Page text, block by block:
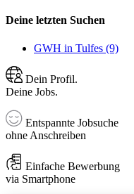
Deine letzten Suchen
GWH in Tulfes (9)
Dein Profil.
Deine Jobs.
Entspannte Jobsuche
ohne Anschreiben
Einfache Bewerbung
via Smartphone